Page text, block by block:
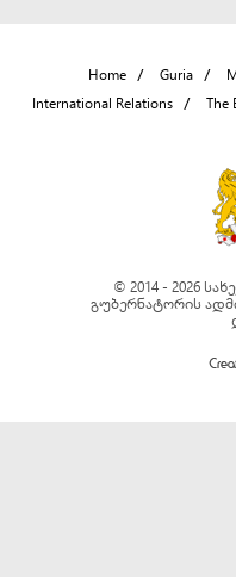
Home Guria
International Relations
The
© 2014 - 2026
გუბერნატორის